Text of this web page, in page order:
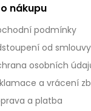
nákupu
podmínky
od smlouvy
osobních
a vrácení
a platba